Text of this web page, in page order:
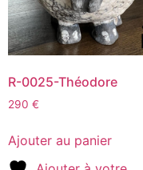
R-0025-Théodore
290 €
Ajouter au panier